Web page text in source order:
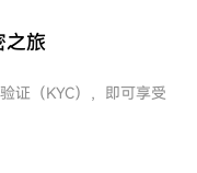
之旅
证（KYC），即可享受